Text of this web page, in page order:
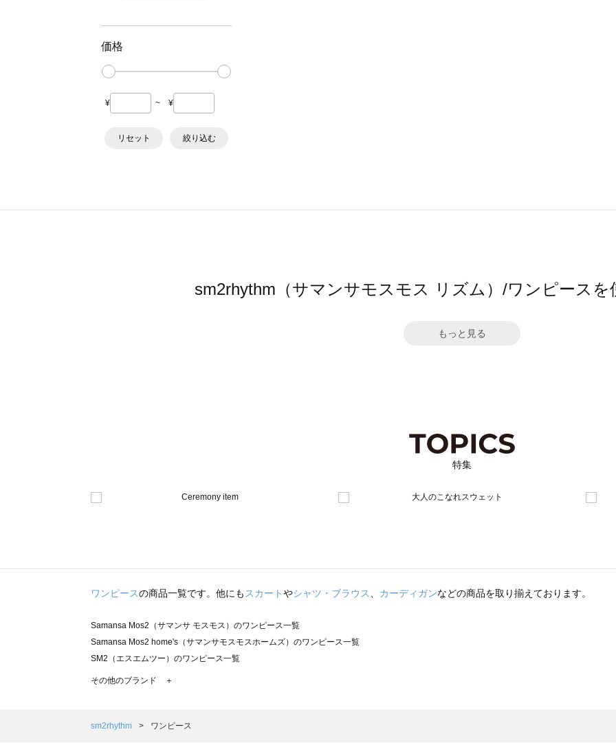
価格
¥ ~ ¥
リセット 絞り込む
sm2rhythm（サマンサモスモス リズム）/ワンピース
もっと見る
特集
ワンピースの商品一覧です。他にも スカートやシャツ・ブラウス カーディガンなどの商品を取り揃えております。
Samansa Mos2（サマンサ モスモス）のワンピース一覧
Samansa Mos2 home's（サマンサモスモスホームズ）のワンピース一覧
SM2（エスエムツー）のワンピース一覧
TSUHARU by Samansa Mos2（ツハルバイサマンサモスモス）のワンピース一覧
Samansa Mos2 Lagom（サマンサモスモス ラーゴム）のワンピース一覧
その他のブランド ＋
sm2rhythm ワンピース